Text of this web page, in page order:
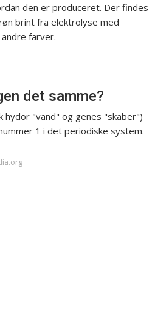
den er produceret. Der findes
brint fra elektrolyse med
farver.
det samme?
"vand" og genes "skaber")
1 i det periodiske system.